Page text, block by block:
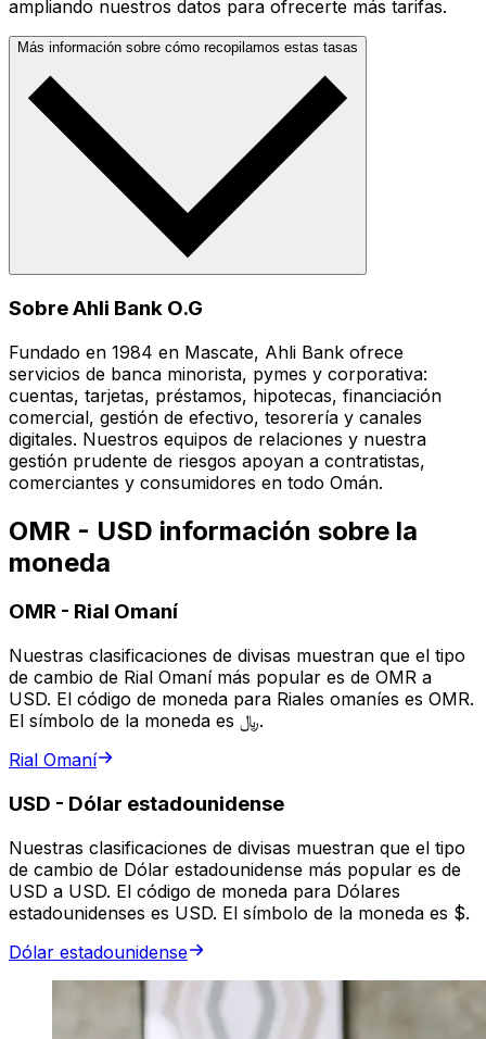
ampliando nuestros datos para ofrecerte más tarifas.
Más información sobre cómo recopilamos estas tasas
Sobre Ahli Bank O.G
Fundado en 1984 en Mascate, Ahli Bank ofrece
servicios de banca minorista, pymes y corporativa:
cuentas, tarjetas, préstamos, hipotecas, financiación
comercial, gestión de efectivo, tesorería y canales
digitales. Nuestros equipos de relaciones y nuestra
gestión prudente de riesgos apoyan a contratistas,
comerciantes y consumidores en todo Omán.
OMR - USD información sobre la
moneda
OMR - Rial Omaní
Nuestras clasificaciones de divisas muestran que el tipo
de cambio de Rial Omaní más popular es de OMR a
USD. El código de moneda para Riales omaníes es OMR.
El símbolo de la moneda es ﷼.
Rial Omaní
USD - Dólar estadounidense
Nuestras clasificaciones de divisas muestran que el tipo
de cambio de Dólar estadounidense más popular es de
USD a USD. El código de moneda para Dólares
estadounidenses es USD. El símbolo de la moneda es $.
Dólar estadounidense